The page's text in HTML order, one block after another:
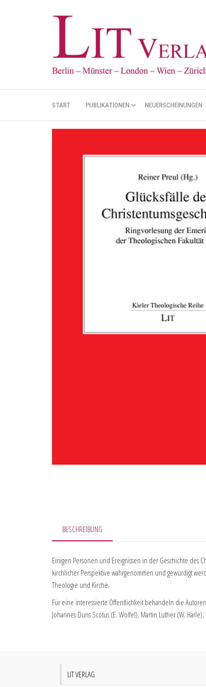
START PUBLIKATIONEN NEUERSCHEINUNGEN
BESCHREIBUNG
Einigen Personen und Ereignissen in der Geschichte des
kirchlicher Perspektive wahrgenommen und gewürdigt
Theologie und Kirche.
Für eine interessierte Öffentlichkeit behandeln die Autoren
Johannes Duns Scotus (E. Wölfel), Martin Luther (W.
LIT VERLAG